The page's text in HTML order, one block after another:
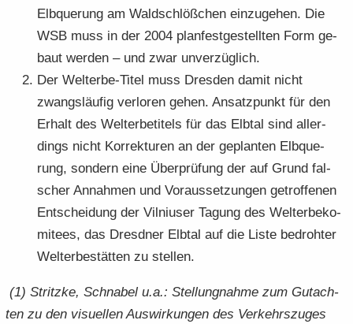
Elb­que­rung am Wald­schlöß­chen ein­zu­ge­hen. Die
WSB muss in der 2004 plan­fest­ge­stell­ten Form ge­
baut wer­den – und zwar un­ver­züg­lich.
Der Welterbe-​Titel muss Dres­den damit nicht
zwangs­läu­fig ver­lo­ren gehen. An­satz­punkt für den
Er­halt des Welt­erbe­ti­tels für das Elb­tal sind al­ler­
dings nicht Kor­rek­tu­ren an der ge­plan­ten Elb­que­
rung, son­dern eine Über­prü­fung der auf Grund fal­
scher An­nah­men und Vor­aus­set­zun­gen ge­trof­fe­nen
Ent­schei­dung der Vil­ni­user Ta­gung des Welt­erbe­ko­
mi­tees, das Dresd­ner Elb­tal auf die Liste be­droh­ter
Welt­erbe­stät­ten zu stel­len.
(1) Stritz­ke, Schna­bel u.a.: Stel­lung­nah­me zum Gut­ach­
ten zu den vi­su­el­len Aus­wir­kun­gen des Ver­kehrs­zu­ges